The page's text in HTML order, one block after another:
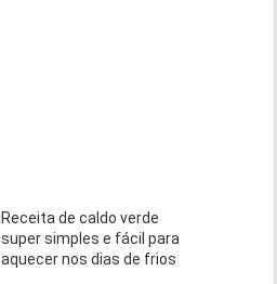
Receita de caldo verde
super simples e fácil para
aquecer nos dias de frios